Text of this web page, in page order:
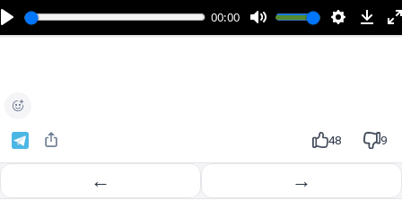
00:00
п
и
48 9
← →